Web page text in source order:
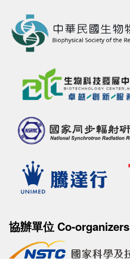
協辦單位 Co-organizers